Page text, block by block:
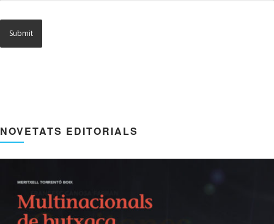
NOVETATS EDITORIALS